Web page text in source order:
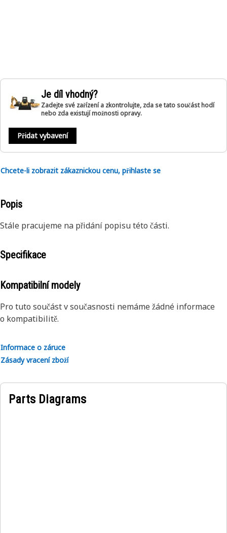
Je díl vhodný?
Zadejte své zařízení a zkontrolujte, zda se tato součást hodí
nebo zda existují možnosti opravy.
Přidat vybavení
Chcete-li zobrazit zákaznickou cenu, přihlaste se
Popis
Stále pracujeme na přidání popisu této části.
Specifikace
Kompatibilní modely
Pro tuto součást v současnosti nemáme žádné informace
o kompatibilitě.
Informace o záruce
Zásady vracení zboží
Parts Diagrams